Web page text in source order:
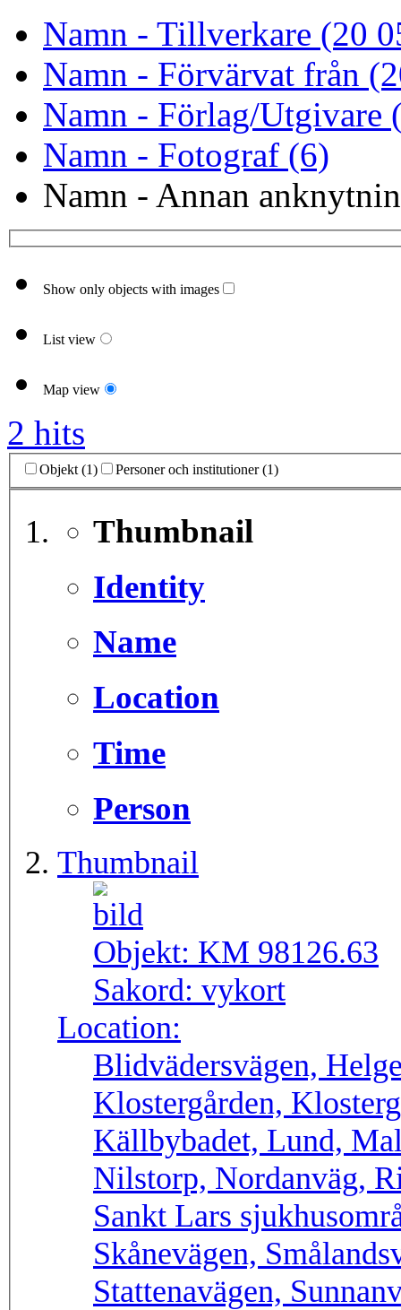
Namn - Tillverkare (20
Namn - Förvärvat från
Namn - Förlag/Utgivare
Namn - Fotograf (6)
Namn - Annan
Show only objects with images
List view
Map view
2 hits
Objekt (1) Personer och institutioner (1)
Thumbnail
Identity
Name
Location
Time
Person
Thumbnail
Objekt: KM 98126.63
Sakord: vykort
Location:
Blidvädersvägen,
Klostergården,
Källbybadet, Lund,
Nilstorp, Nordanväg,
Sankt Lars
Skånevägen,
Stattenavägen,